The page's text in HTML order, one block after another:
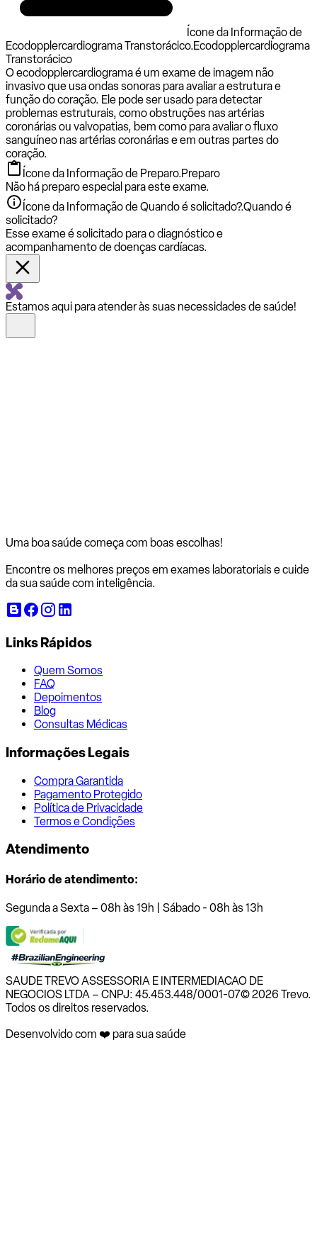
Ícone da Informação de
Ecodopplercardiograma Transtorácico.Ecodopplercardiograma
Transtorácico
O ecodopplercardiograma é um exame de imagem não
invasivo que usa ondas sonoras para avaliar a estrutura e
função do coração. Ele pode ser usado para detectar
problemas estruturais, como obstruções nas artérias
coronárias ou valvopatias, bem como para avaliar o fluxo
sanguíneo nas artérias coronárias e em outras partes do
coração.
Ícone da Informação de Preparo.Preparo
Não há preparo especial para este exame.
Ícone da Informação de Quando é solicitado?.Quando é
solicitado?
Esse exame é solicitado para o diagnóstico e
acompanhamento de doenças cardíacas.
Estamos aqui para atender às suas necessidades de saúde!
Uma boa saúde começa com boas escolhas!
Encontre os melhores preços em exames laboratoriais e cuide
da sua saúde com inteligência.
Links Rápidos
Quem Somos
FAQ
Depoimentos
Blog
Consultas Médicas
Informações Legais
Compra Garantida
Pagamento Protegido
Política de Privacidade
Termos e Condições
Atendimento
Horário de atendimento:
Segunda a Sexta – 08h às 19h | Sábado - 08h às 13h
SAUDE TREVO ASSESSORIA E INTERMEDIACAO DE
NEGOCIOS LTDA – CNPJ: 45.453.448/0001-07© 2026 Trevo.
Todos os direitos reservados.
Desenvolvido com ❤️ para sua saúde